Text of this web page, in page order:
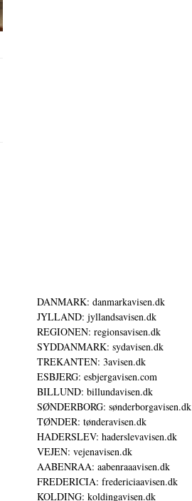
DANMARK: danmarkavisen.dk
JYLLAND: jyllandsavisen.dk
REGIONEN: regionsavisen.dk
SYDDANMARK: sydavisen.dk
TREKANTEN: 3avisen.dk
ESBJERG: esbjergavisen.com
BILLUND: billundavisen.dk
SØNDERBORG: sønderborgavisen.dk
TØNDER: tønderavisen.dk
HADERSLEV: haderslevavisen.dk
VEJEN: vejenavisen.dk
AABENRAA: aabenraaavisen.dk
FREDERICIA: fredericiaavisen.dk
KOLDING: koldingavisen.dk